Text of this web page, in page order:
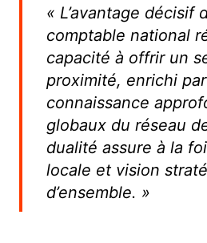
« L’avantage décisif
comptable national
capacité à offrir un
proximité, enrichi
connaissance
globaux du réseau
dualité assure à la
locale et vision
d’ensemble. »